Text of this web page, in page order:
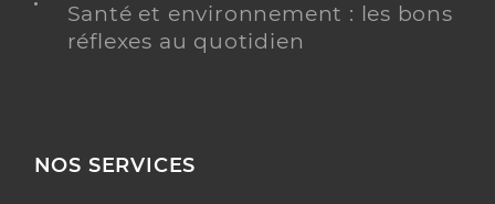
Santé et environnement : les bons
réflexes au quotidien
NOS SERVICES